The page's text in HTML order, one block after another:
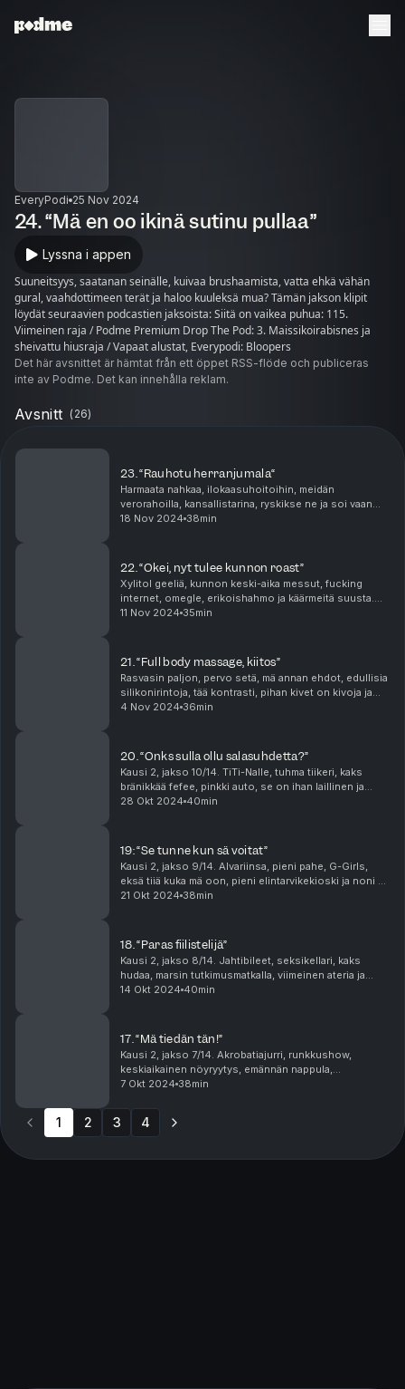
EveryPodi 25 Nov 2024
24. “Mä en oo ikinä sutinu pullaa”
Lyssna i appen
Suuneitsyys, saatanan seinälle, kuivaa brushaamista, vatta ehkä vähän
gural, vaahdottimeen terät ja haloo kuuleksä mua? Tämän jakson klipit
löydät seuraavien podcastien jaksoista: Siitä on vaikea puhua: 115.
Viimeinen raja / Podme Premium Drop The Pod: 3. Maissikoirabisnes ja
sheivattu hiusraja / Vapaat alustat, Everypodi: Bloopers
Det här avsnittet är hämtat från ett öppet RSS-flöde och publiceras
inte av Podme. Det kan innehålla reklam.
Avsnitt (26)
23. “Rauhotu herranjumala“
Harmaata nahkaa, ilokaasuhoitoihin, meidän
verorahoilla, kansallistarina, ryskikse ne ja soi vaan
thunder! Tämän jakson klipit löydät seuraavien
18 Nov 2024 38min
22. “Okei, nyt tulee kunnon roast”
Xylitol geeliä, kunnon keski-aika messut, fucking
internet, omegle, erikoishahmo ja käärmeitä suusta.
Tämän jakson klipit löydät seuraavien podcastien
11 Nov 2024 35min
21. “Full body massage, kiitos”
Rasvasin paljon, pervo setä, mä annan ehdot, edullisia
silikonirintoja, tää kontrasti, pihan kivet on kivoja ja
heitetään vähän jerryy. Tämän jakson klipit löydät
4 Nov 2024 36min
20. “Onks sulla ollu salasuhdetta?”
Kausi 2, jakso 10/14. TiTi-Nalle, tuhma tiikeri, kaks
bränikkää fefee, pinkki auto, se on ihan laillinen ja
välillä tulee niin paljon kakkapierua Tämän jakson klipit
28 Okt 2024 40min
19: “Se tunne kun sä voitat”
Kausi 2, jakso 9/14. Alvariinsa, pieni pahe, G-Girls,
eksä tiiä kuka mä oon, pieni elintarvikekioski ja noni -
simsalabim! Tämän jakson klipit löydät seuraavien
21 Okt 2024 38min
18. “Paras fiilistelijä”
Kausi 2, jakso 8/14. Jahtibileet, seksikellari, kaks
hudaa, marsin tutkimusmatkalla, viimeinen ateria ja
jodel spekulaattorit. Tämän jakson klipit löydät
14 Okt 2024 40min
17. “Mä tiedän tän!”
Kausi 2, jakso 7/14. Akrobatiajurri, runkkushow,
keskiaikainen nöyryytys, emännän nappula,
mysteerejä, batman musiikkia ja pieni kleptomaani.
jaksois...
7 Okt 2024 38min
1 2 3 4